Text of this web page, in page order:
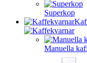
Superkop
Manuella